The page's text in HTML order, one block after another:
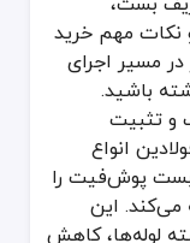
طرح و
و نگهداری
پوش فیت است که با
موجود بوده و بسته
و نکات مهم خرید
مسیر اجرای
باشید.
و تثبیت
انواع
بست پوش‌فیت را
می‌کند. این
لوله‌ها، کاهش